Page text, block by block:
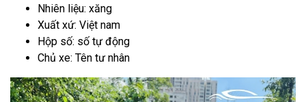
Nhiên liệu: xăng
Xuất xứ: Việt nam
Hộp số: số tự động
Chủ xe: Tên tư nhân